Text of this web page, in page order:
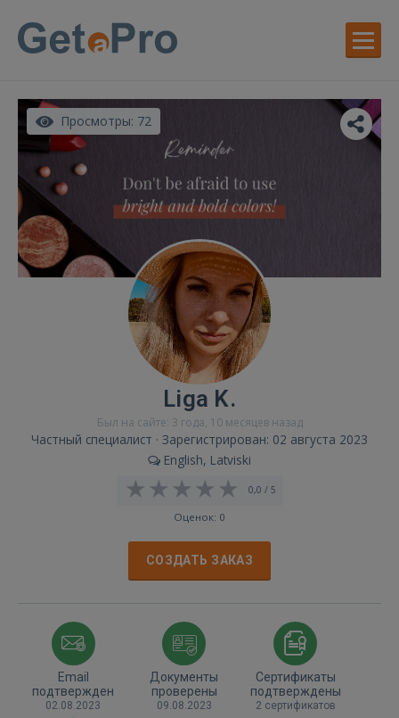
Просмотры: 72
Liga K.
Был на сайте: 3 года, 10 месяцев назад
Частный специалист · Зарегистрирован: 02 августа 2023
English, Latviski
0,0 / 5
Оценок: 0
СОЗДАТЬ ЗАКАЗ
Email
подтвержден
02.08.2023
Документы
проверены
09.08.2023
Сертификаты
подтверждены
2 сертификатов